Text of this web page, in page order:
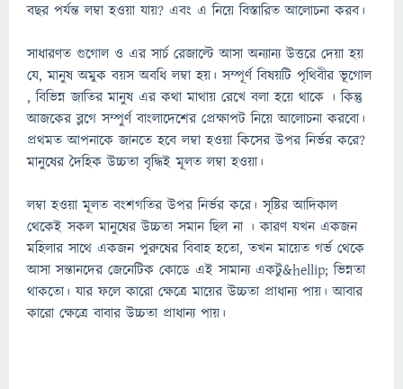
বছর পর্যন্ত লম্বা হওয়া যায়? এবং এ নিয়ে বিস্তারিত আলোচনা করব।
সাধারণত গুগোল ও এর সার্চ রেজাল্টে আসা অন্যান্য উত্তরে দেয়া হয়
যে, মানুষ অমুক বয়স অবধি লম্বা হয়। সম্পূর্ণ বিষয়টি পৃথিবীর ভূগোল
, বিভিন্ন জাতির মানুষ এর কথা মাথায় রেখে বলা হয়ে থাকে । কিন্তু
আজকের ব্লগে সম্পুর্ণ বাংলাদেশের প্রেক্ষাপট নিয়ে আলোচনা করবো।
প্রথমত আপনাকে জানতে হবে লম্বা হওয়া কিসের উপর নির্ভর করে?
মানুষের দৈহিক উচ্চতা বৃদ্ধিই মূলত লম্বা হওয়া।
লম্বা হওয়া মূলত বংশগতির উপর নির্ভর করে। সৃষ্টির আদিকাল
থেকেই সকল মানুষের উচ্চতা সমান ছিল না । কারণ যখন একজন
মহিলার সাথে একজন পুরুষের বিবাহ হতো, তখন মায়েত গর্ভ থেকে
আসা সন্তানদের জেনেটিক কোডে এই সামান্য একটু&hellip; ভিন্নতা
থাকতো। যার ফলে কারো ক্ষেত্রে মায়ের উচ্চতা প্রাধান্য পায়। আবার
কারো ক্ষেত্রে বাবার উচ্চতা প্রাধান্য পায়।